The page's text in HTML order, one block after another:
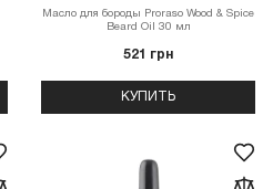
Масло для бороды Proraso Wood & Spice
Beard Oil 30 мл
521 грн
КУПИТЬ